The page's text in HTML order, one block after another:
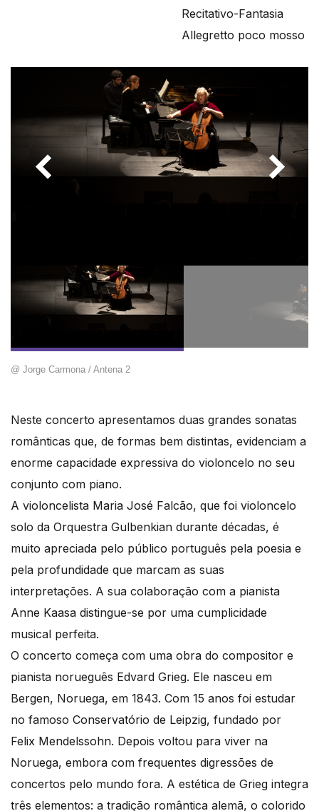
Recitativo-Fantasia
Allegretto poco mosso
@ Jorge Carmona / Antena 2
Neste concerto apresentamos duas grandes sonatas
românticas que, de formas bem distintas, evidenciam a
enorme capacidade expressiva do violoncelo no seu
conjunto com piano.
A violoncelista Maria José Falcão, que foi violoncelo
solo da Orquestra Gulbenkian durante décadas, é
muito apreciada pelo público português pela poesia e
pela profundidade que marcam as suas
interpretações. A sua colaboração com a pianista
Anne Kaasa distingue-se por uma cumplicidade
musical perfeita.
O concerto começa com uma obra do compositor e
pianista norueguês Edvard Grieg. Ele nasceu em
Bergen, Noruega, em 1843. Com 15 anos foi estudar
no famoso Conservatório de Leipzig, fundado por
Felix Mendelssohn. Depois voltou para viver na
Noruega, embora com frequentes digressões de
concertos pelo mundo fora. A estética de Grieg integra
três elementos: a tradição romântica alemã, o colorido